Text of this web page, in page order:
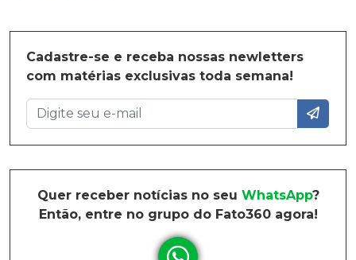
Cadastre-se e receba nossas newletters
com matérias exclusivas toda semana!
Quer receber notícias no seu WhatsApp?
Então, entre no grupo do Fato360 agora!